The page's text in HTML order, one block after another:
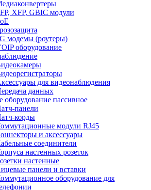
XFP, GBIC модули
модемы (роутеры)
оборудование
для видеонаблюдения
данных
оборудование пассивное
панели
корды
модули RJ45
и аксессуары
соединители
настенных розеток
настенные
панели и вставки
оборудование для